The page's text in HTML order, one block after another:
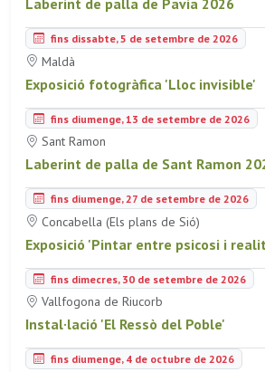
Laberint de palla de Pavia 2026
fins dissabte, 5 de setembre de 2026
Maldà
Exposició fotogràfica 'Lloc invisible'
fins diumenge, 13 de setembre de 2026
Sant Ramon
Laberint de palla de Sant Ramon
fins diumenge, 27 de setembre de 2026
Concabella (Els plans de Sió)
Exposició 'Pintar entre psicosi i
fins dimecres, 30 de setembre de 2026
Vallfogona de Riucorb
Instal·lació 'El Ressò del Poble'
fins diumenge, 4 de octubre de 2026